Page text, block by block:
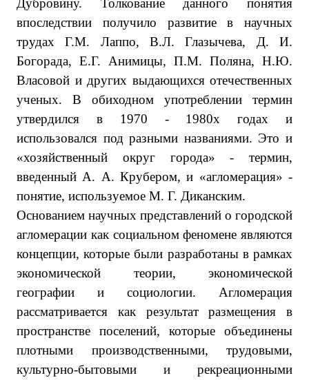
Дубровину. Толкование данного понятия
впоследствии получило развитие в научных
трудах Г.М. Лаппо, В.Л. Глазычева, Д. И.
Богорада, Е.Г. Анимицы, П.М. Поляна, Н.Ю.
Власовой и других выдающихся отечественных
ученых. В обиходном употреблении термин
утвердился в 1970 - 1980х годах и
использовался под разными названиями. Это и
«хозяйственный округ города» - термин,
введенный А. А. Крубером, и «агломерация» -
понятие, используемое М. Г. Диканским.
Основанием научных представлений о городской
агломерации как социальном феномене являются
концепции, которые были разработаны в рамках
экономической теории, экономической
географии и социологии. Агломерация
рассматривается как результат размещения в
пространстве поселений, которые объединены
плотными производственными, трудовыми,
культурно-бытовыми и рекреационными